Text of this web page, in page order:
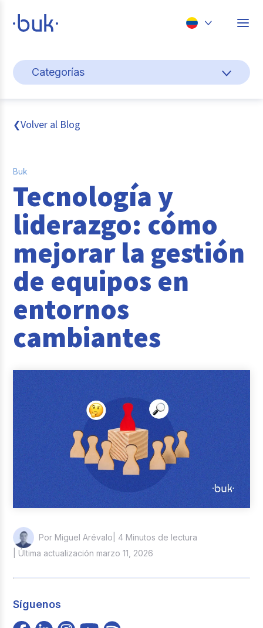
Perú
Categorías
Cultura y bienestar laboral
Gestión de personas
Buk
Transformación digital
Tendencias y Data
Reclutamiento y Selección
Casos de éxito
Columna del Experto
❮Volver al Blog
Buk
Tecnología y
liderazgo: cómo
mejorar la gestión
de equipos en
entornos
cambiantes
Por Miguel Arévalo | 4 Minutos de lectura
| Última actualización marzo 11, 2026
Síguenos